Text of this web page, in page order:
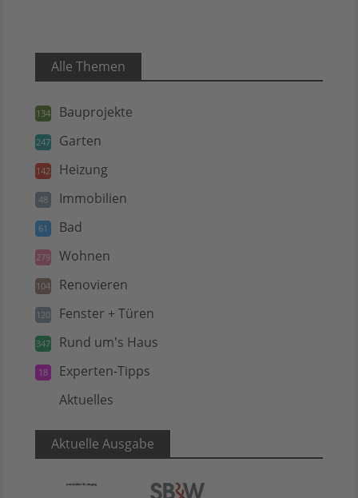
Alle Themen
134 Bauprojekte
247 Garten
142 Heizung
48 Immobilien
61 Bad
279 Wohnen
104 Renovieren
120 Fenster + Türen
347 Rund um's Haus
18 Experten-Tipps
Aktuelles
Aktuelle Ausgabe